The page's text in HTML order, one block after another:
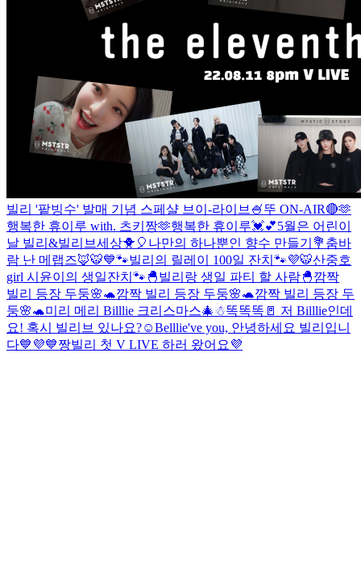
빌리 '팥빙수' 발매 기념 스페샬 브이-라이브🍧뚜 ON-AIR🔴🫶
행복한 휴이루 with. 츠키짱🫶행복한 휴이루💓💕5월은 어린이
날 빌리&빌리브세상🐥🎈 나만의 하나뿐인 향수 만들기💐 춤바
람 난 메랩즈🦊🐯💙🐾빌리의 릴레이 100일 잔치🐾💜🐯산중호
girl 시윤이의 생일잔치🐾 🐣빌리랑 생일 파티 할 사람🐣깜짝
빌리 등장 두둥🌸🐢깜짝 빌리 등장 두둥🌸🐢깜짝 빌리 등장 두
둥🌸🐢미리 메리 Billlie 크리스마스🎄☃똑똑똑🚪 저 Billlie인데
요! 혹시 빌리브 있나요?☺️Belllie've you, 안녕하세요 빌리입니
다💙💜💙짱빌리 첫 V LIVE 하러 왔어요💜